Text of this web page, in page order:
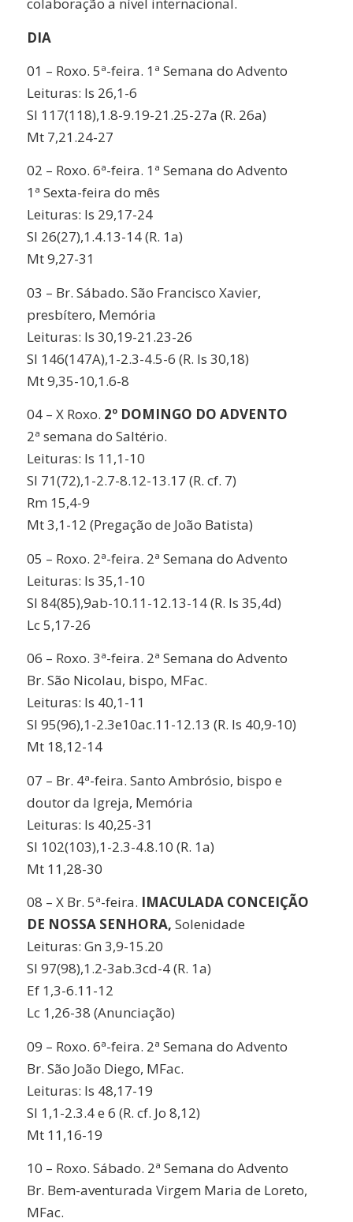
colaboração a nível internacional.
DIA
01 – Roxo. 5ª-feira. 1ª Semana do Advento
Leituras: Is 26,1-6
Sl 117(118),1.8-9.19-21.25-27a (R. 26a)
Mt 7,21.24-27
02 – Roxo. 6ª-feira. 1ª Semana do Advento
1ª Sexta-feira do mês
Leituras: Is 29,17-24
Sl 26(27),1.4.13-14 (R. 1a)
Mt 9,27-31
03 – Br. Sábado. São Francisco Xavier,
presbítero, Memória
Leituras: Is 30,19-21.23-26
Sl 146(147A),1-2.3-4.5-6 (R. Is 30,18)
Mt 9,35-10,1.6-8
04 – X Roxo. 2º DOMINGO DO ADVENTO
2ª semana do Saltério.
Leituras: Is 11,1-10
Sl 71(72),1-2.7-8.12-13.17 (R. cf. 7)
Rm 15,4-9
Mt 3,1-12 (Pregação de João Batista)
05 – Roxo. 2ª-feira. 2ª Semana do Advento
Leituras: Is 35,1-10
Sl 84(85),9ab-10.11-12.13-14 (R. Is 35,4d)
Lc 5,17-26
06 – Roxo. 3ª-feira. 2ª Semana do Advento
Br. São Nicolau, bispo, MFac.
Leituras: Is 40,1-11
Sl 95(96),1-2.3e10ac.11-12.13 (R. Is 40,9-10)
Mt 18,12-14
07 – Br. 4ª-feira. Santo Ambrósio, bispo e
doutor da Igreja, Memória
Leituras: Is 40,25-31
Sl 102(103),1-2.3-4.8.10 (R. 1a)
Mt 11,28-30
08 – X Br. 5ª-feira. IMACULADA CONCEIÇÃO
DE NOSSA SENHORA, Solenidade
Leituras: Gn 3,9-15.20
Sl 97(98),1.2-3ab.3cd-4 (R. 1a)
Ef 1,3-6.11-12
Lc 1,26-38 (Anunciação)
09 – Roxo. 6ª-feira. 2ª Semana do Advento
Br. São João Diego, MFac.
Leituras: Is 48,17-19
Sl 1,1-2.3.4 e 6 (R. cf. Jo 8,12)
Mt 11,16-19
10 – Roxo. Sábado. 2ª Semana do Advento
Br. Bem-aventurada Virgem Maria de Loreto,
MFac.